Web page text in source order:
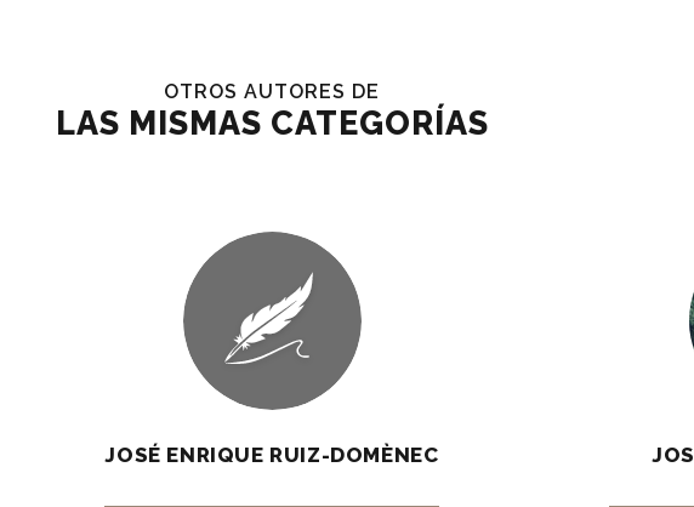
OTROS AUTORES DE
LAS MISMAS CATEGORÍAS
JOSÉ ENRIQUE RUIZ-DOMÈNEC